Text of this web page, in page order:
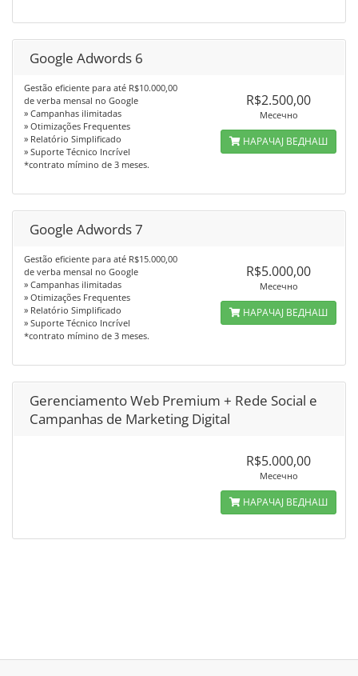
Google Adwords 6
Gestão eficiente para até R$10.000,00
de verba mensal no Google
» Campanhas ilimitadas
» Otimizações Frequentes
» Relatório Simplificado
» Suporte Técnico Incrível
*contrato mímino de 3 meses.
R$2.500,00
Месечно
НАРАЧАЈ ВЕДНАШ
Google Adwords 7
Gestão eficiente para até R$15.000,00
de verba mensal no Google
» Campanhas ilimitadas
» Otimizações Frequentes
» Relatório Simplificado
» Suporte Técnico Incrível
*contrato mímino de 3 meses.
R$5.000,00
Месечно
НАРАЧАЈ ВЕДНАШ
Gerenciamento Web Premium + Rede Social e
Campanhas de Marketing Digital
R$5.000,00
Месечно
НАРАЧАЈ ВЕДНАШ